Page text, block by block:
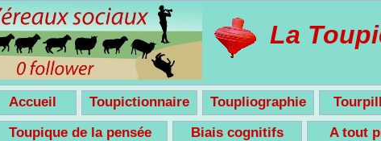
La
Accueil Toupictionnaire Toupliographie
Toupique de la pensée
Biais cognitifs A tout